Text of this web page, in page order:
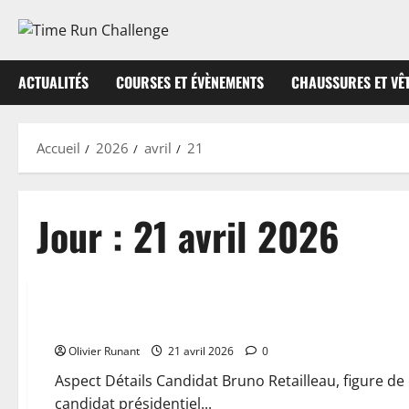
contenu
ACTUALITÉS COURSES ET ÉVÈNEMENTS CHAUSSURES ET
Accueil 2026 avril 21
Jour : 21 avril 2026
Olivier Runant 21 avril 2026 0
Aspect Détails Candidat Bruno Retailleau, figure
candidat présidentiel...